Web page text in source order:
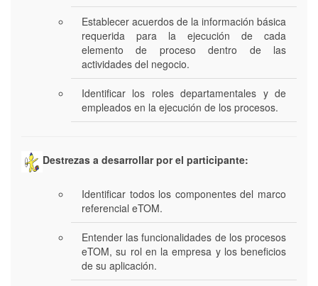
Establecer acuerdos de la información básica
requerida para la ejecución de cada
elemento de proceso dentro de las
actividades del negocio.
Identificar los roles departamentales y de
empleados en la ejecución de los procesos.
Destrezas a desarrollar por el participante:
Identificar todos los componentes del marco
referencial eTOM.
Entender las funcionalidades de los procesos
eTOM, su rol en la empresa y los beneficios
de su aplicación.